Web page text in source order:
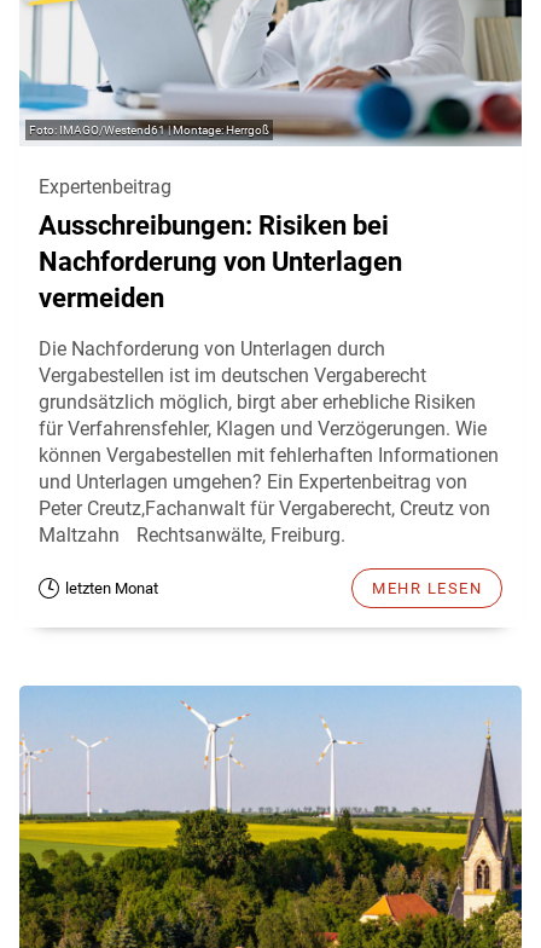
IMAGO/Westend61 | Montage: Herrgoß
Expertenbeitrag
Ausschreibungen: Risiken bei
Nachforderung von Unterlagen
vermeiden
Die Nachforderung von Unterlagen durch
Vergabestellen ist im deutschen Vergaberecht
grundsätzlich möglich, birgt aber erhebliche Risiken
für Verfahrensfehler, Klagen und Verzögerungen. Wie
können Vergabestellen mit fehlerhaften Informationen
und Unterlagen umgehen? Ein Expertenbeitrag von
Peter Creutz,Fachanwalt für Vergaberecht, Creutz von
Maltzahn Rechtsanwälte, Freiburg.
letzten Monat MEHR LESEN